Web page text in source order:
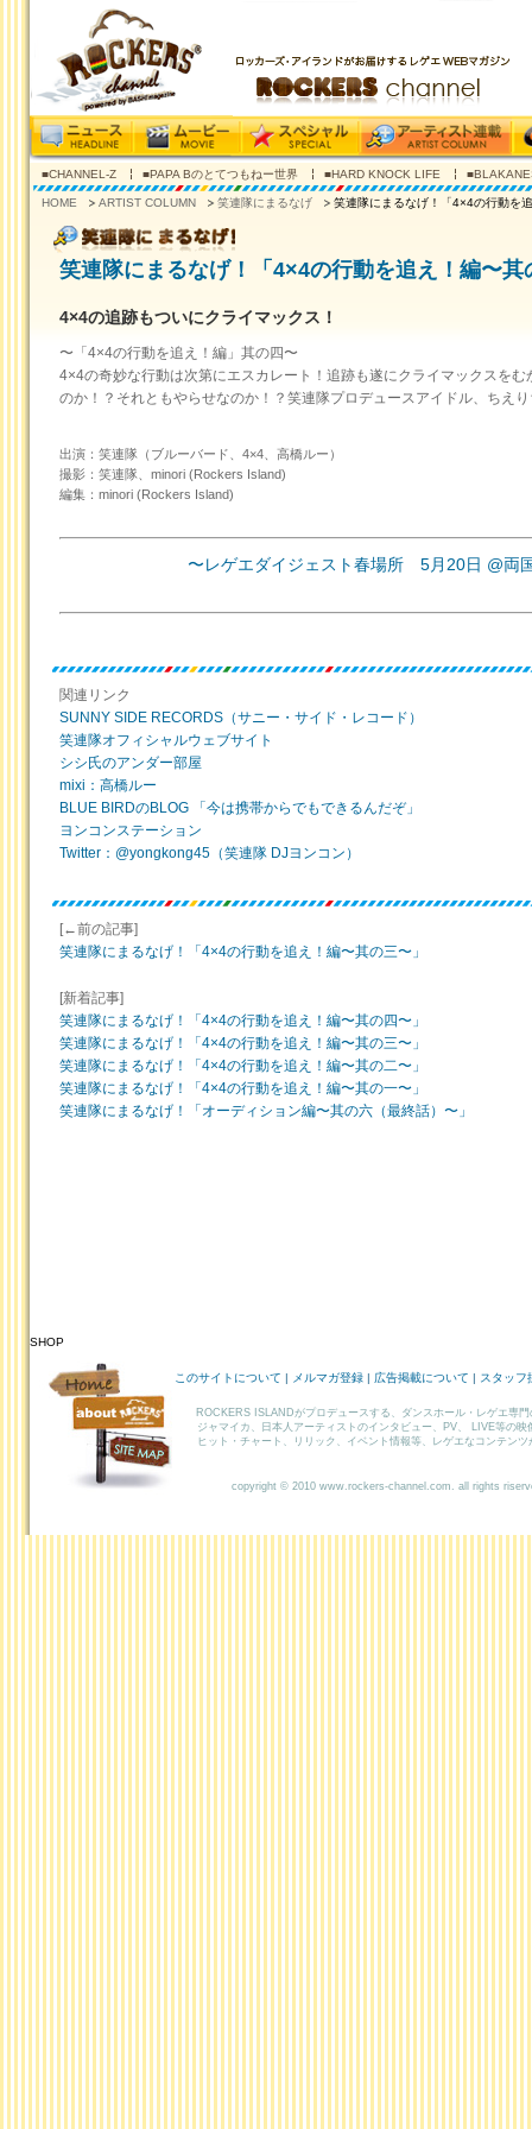
■CHANNEL-Z ■PAPA Bのとてつもねー世界 ■HARD KNOCK LIFE
HOME ARTIST COLUMN 笑連隊にまるなげ 笑連隊にまるなげ！「4×4の行動を
笑連隊にまるなげ！「4×4の行動を追え！編〜其
4×4の追跡もついにクライマックス！
〜「4×4の行動を追え！編」其の四〜
4×4の奇妙な行動は次第にエスカレート！追跡も遂にクライマックスを
のか！？それともやらせなのか！？笑連隊プロデュースアイドル、ちえ
出演：笑連隊（ブルーバード、4×4、高橋ルー）
撮影：笑連隊、minori (Rockers Island)
編集：minori (Rockers Island)
〜レゲエダイジェスト春場所 5月20日 @両
関連リンク
SUNNY SIDE RECORDS（サニー・サイド・レコード）
笑連隊オフィシャルウェブサイト
シシ氏のアンダー部屋
mixi：高橋ルー
BLUE BIRDのBLOG 「今は携帯からでもできるんだぞ」
ヨンコンステーション
Twitter：@yongkong45（笑連隊 DJヨンコン）
[←前の記事]
笑連隊にまるなげ！「4×4の行動を追え！編〜其の三〜」
[新着記事]
笑連隊にまるなげ！「4×4の行動を追え！編〜其の四〜」
笑連隊にまるなげ！「4×4の行動を追え！編〜其の三〜」
笑連隊にまるなげ！「4×4の行動を追え！編〜其の二〜」
笑連隊にまるなげ！「4×4の行動を追え！編〜其の一〜」
笑連隊にまるなげ！「オーディション編〜其の六（最終話）〜」
HOME
ABOUT
ROCKERS
SITEMAP
SHOP
このサイトについて | メルマガ登録 | 広告掲載について | スタッフ
ROCKERS ISLANDがプロデュースする、ダンスホール・レゲエ専
ジャマイカ、日本人アーティストのインタビュー、PV、 LIVE等の映
ヒット・チャート、リリック、イベント情報等、レゲエなコンテン
copyright © 2010 www.rockers-channel.com. all rights